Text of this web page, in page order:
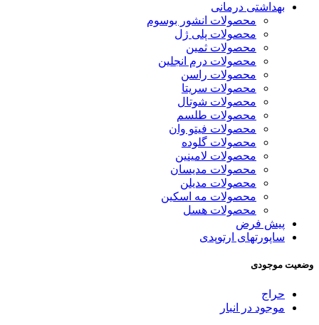
بهداشتی درمانی
محصولات انشور بوسوم
محصولات پلی ژل
محصولات ثمین
محصولات درم انجلین
محصولات راسن
محصولات سریتا
محصولات شوتال
محصولات طلسم
محصولات فیتو وان
محصولات گلوده
محصولات لامینین
محصولات مدیسان
محصولات مدیلن
محصولات مه اسکین
محصولات هسل
پیش فرض
ساپورتهای ارتوپدی
وضعیت موجودی
حراج
موجود در انبار